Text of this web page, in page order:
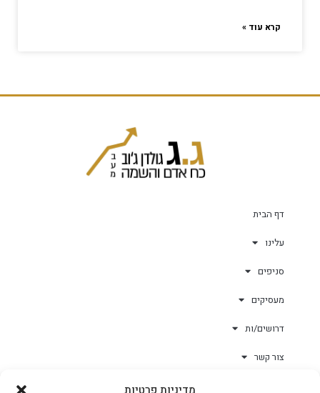
קרא עוד »
דף הבית
עלינו
סניפים
מעסיקים
דרושים/ות
צור קשר